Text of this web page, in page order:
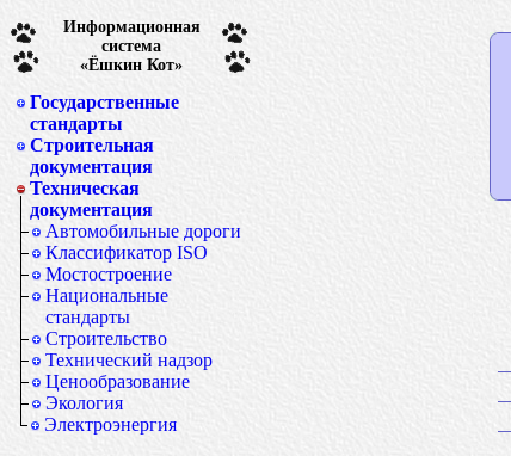
Информационная
система
«Ёшкин Кот»
Государственные
стандарты
Строительная
документация
Техническая
документация
Автомобильные дороги
Классификатор ISO
Мостостроение
Национальные
стандарты
Строительство
Технический надзор
Ценообразование
Экология
Электроэнергия